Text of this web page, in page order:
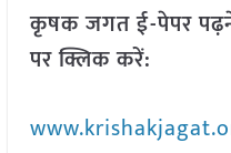
कृषक जगत ई-पेपर
पर क्लिक करें: